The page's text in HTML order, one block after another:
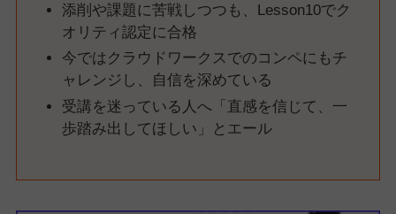
添削や課題に苦戦しつつも、Lesson10でク
オリティ認定に合格
今ではクラウドワークスでのコンペにもチ
ャレンジし、自信を深めている
受講を迷っている人へ「直感を信じて、一
歩踏み出してほしい」とエール